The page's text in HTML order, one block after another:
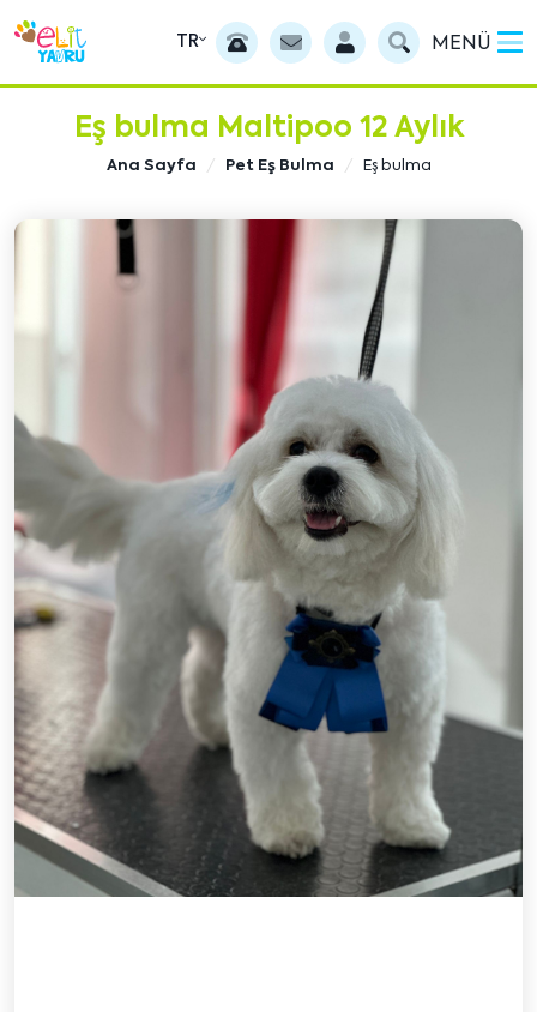
TR MENÜ
Eş bulma Maltipoo 12 Aylık
Ana Sayfa Pet Eş Bulma Eş bulma